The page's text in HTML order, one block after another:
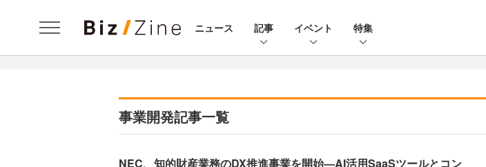
ニュース 記事 イベント 特集
事業開発記事一覧
NEC、知的財産業務のDX推進事業を開始—AI活用SaaSツールとコン